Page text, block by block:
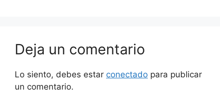
Deja un comentario
Lo siento, debes estar conectado para publicar
un comentario.